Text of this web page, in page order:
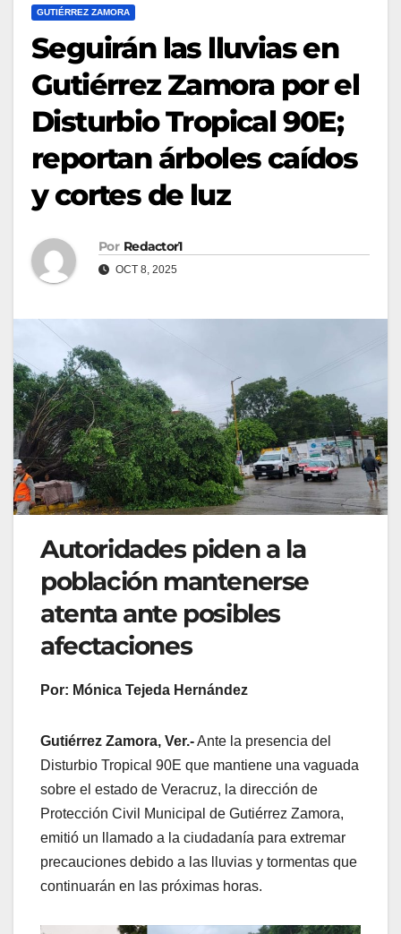
GUTIÉRREZ ZAMORA
Seguirán las lluvias en
Gutiérrez Zamora por el
Disturbio Tropical 90E;
reportan árboles caídos
y cortes de luz
Por Redactor1
OCT 8, 2025
Autoridades piden a la
población mantenerse
atenta ante posibles
afectaciones
Por: Mónica Tejeda Hernández
Gutiérrez Zamora, Ver.-Ante la presencia del
Disturbio Tropical 90E que mantiene una vaguada
sobre el estado de Veracruz, la dirección de
Protección Civil Municipal de Gutiérrez Zamora,
emitió un llamado a la ciudadanía para extremar
precauciones debido a las lluvias y tormentas que
continuarán en las próximas horas.